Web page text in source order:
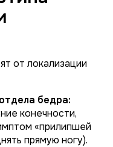
от локализации
бедра:
конечности,
«прилипшей
прямую ногу).